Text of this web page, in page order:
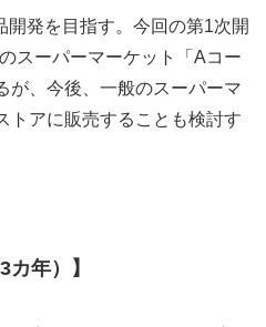
発を目指す。今回の第1次開
スーパーマーケット「Aコー
が、今後、一般のスーパーマ
トアに販売することも検討す
カ年）】